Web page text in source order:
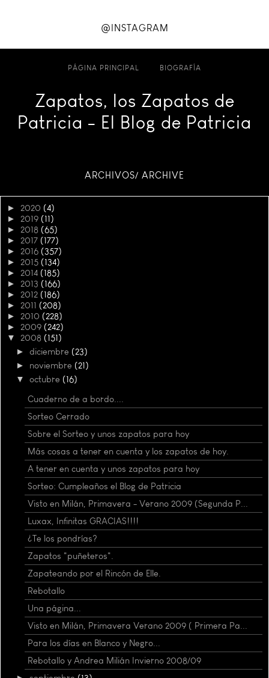
@INSTAGRAM
PÁGINA PRINCIPAL BIOGRAFÍA
Zapatos, los Zapatos de
Patricia - El Blog de Patricia
ARCHIVOS/ ARCHIVE
► 2020 (4)
► 2019 (11)
► 2018 (65)
► 2017 (177)
► 2016 (357)
► 2015 (134)
► 2014 (185)
► 2013 (166)
► 2012 (186)
► 2011 (208)
► 2010 (228)
► 2009 (242)
▼ 2008 (151)
► diciembre (23)
► noviembre (21)
▼ octubre (16)
Cuaderno de a bordo....
Sorteo Cerrado
Sobre el Sorteo y unos zapatos para hoy
Más cosas a tener en cuenta y los zapatos de hoy.
A tener en cuenta y unos zapatos para hoy
Sorteo: Cumpleaños el Blog de Patricia
Visto en Milán, Primavera - Verano 2009 (Segunda P...
Luxax, Infinitas GRACIAS!!!!
¿Te los pondrías?
Zapatos "puñeteros".
Zapateando por el Rincón de Elle.
Rebotallo
Una página...
Visto en Milán, Primavera Verano 2009 ( Primera Pa...
Para los días en Blanco y Negro...
Rebotallo y Andrea Milián Invierno 2008/09